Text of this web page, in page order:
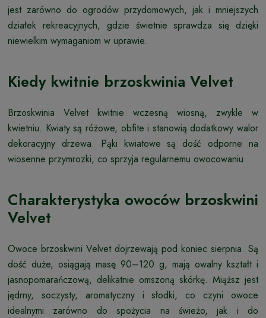
jest zarówno do ogrodów przydomowych, jak i mniejszych
działek rekreacyjnych, gdzie świetnie sprawdza się dzięki
niewielkim wymaganiom w uprawie.
Kiedy kwitnie brzoskwinia Velvet
Brzoskwinia Velvet kwitnie wczesną wiosną, zwykle w
kwietniu. Kwiaty są różowe, obfite i stanowią dodatkowy walor
dekoracyjny drzewa. Pąki kwiatowe są dość odporne na
wiosenne przymrozki, co sprzyja regularnemu owocowaniu.
Charakterystyka owoców brzoskwini
Velvet
Owoce brzoskwini Velvet dojrzewają pod koniec sierpnia. Są
dość duże, osiągają masę 90–120 g, mają owalny kształt i
jasnopomarańczową, delikatnie omszoną skórkę. Miąższ jest
jędrny, soczysty, aromatyczny i słodki, co czyni owoce
idealnymi zarówno do spożycia na świeżo, jak i do